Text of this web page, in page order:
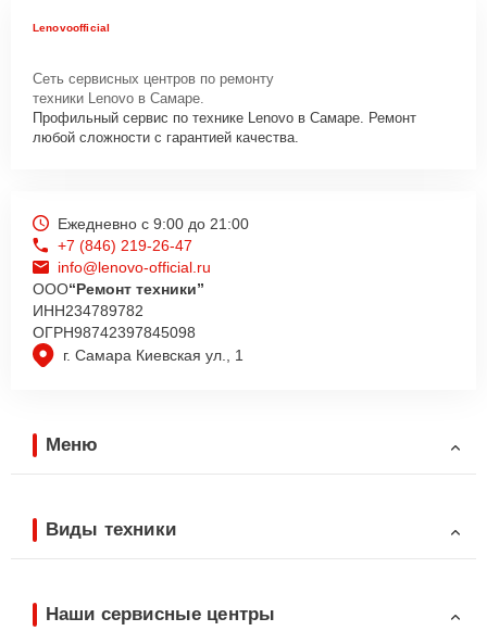
Lenovoofficial
Сеть сервисных центров по ремонту
техники Lenovo в Самаре.
Профильный сервис по технике Lenovo в Самаре. Ремонт
любой сложности с гарантией качества.
г. Самара Киевская ул., 1
Ежедневно с 9:00 до 21:00
+7 (846) 219-26-47
info@lenovo-official.ru
ООО“Ремонт техники”
ИНН234789782
ОГРН98742397845098
Меню
Виды техники
Наши сервисные центры